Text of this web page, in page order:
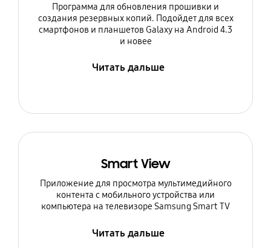
Программа для обновления прошивки и
создания резервных копий. Подойдет для всех
смартфонов и планшетов Galaxy на Android 4.3
и новее
Читать дальше
Smart View
Приложение для просмотра мультимедийного
контента с мобильного устройства или
компьютера на телевизоре Samsung Smart TV
Читать дальше